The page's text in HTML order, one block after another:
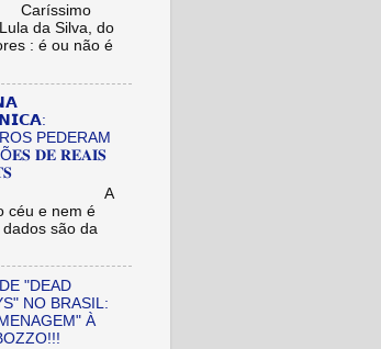
da Silva, do
: é ou não é
PEDERAM
𝐃𝐄 𝐑𝐄𝐀𝐈𝐒
céu e nem é
são da
"DEAD
NO BRASIL:
À